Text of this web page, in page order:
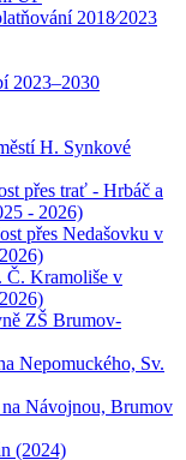
2018⁄2023
2023–2030
H. Synkové
přes trať - Hrbáč a
- 2026)
přes Nedašovku v
Č. Kramoliše v
ZŠ Brumov-
Nepomuckého, Sv.
Návojnou, Brumov
(2024)